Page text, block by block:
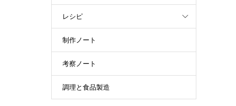
レシピ
制作ノート
考察ノート
調理と食品製造